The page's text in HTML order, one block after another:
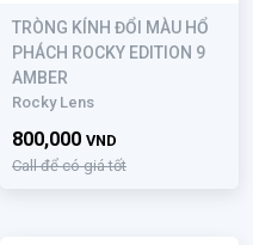
TRÒNG KÍNH ĐỔI MÀU HỔ
PHÁCH ROCKY EDITION 9
AMBER
Rocky Lens
Call để có giá tốt
800,000 VND